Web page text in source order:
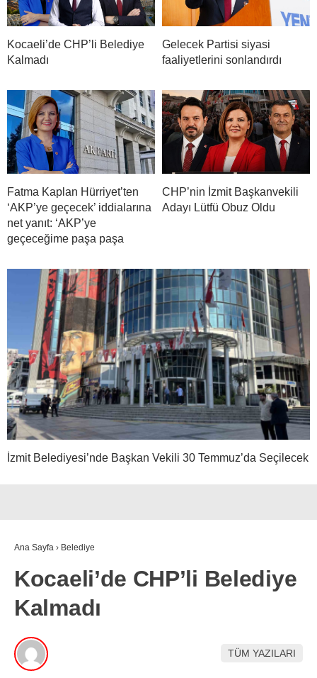
Kocaeli’de CHP’li Belediye
Kalmadı
Gelecek Partisi siyasi
faaliyetlerini sonlandırdı
Fatma Kaplan Hürriyet’ten
‘AKP’ye geçecek’ iddialarına
net yanıt: ‘AKP’ye
geçeceğime paşa paşa
CHP’nin İzmit Başkanvekili
Adayı Lütfü Obuz Oldu
İzmit Belediyesi’nde Başkan Vekili 30 Temmuz’da Seçilecek
Ana Sayfa › Belediye
Kocaeli’de CHP’li Belediye
Kalmadı
TÜM YAZILARI